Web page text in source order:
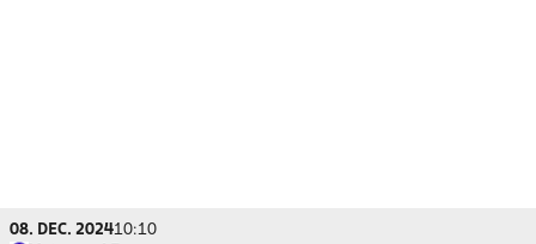
08. DEC. 202410:10